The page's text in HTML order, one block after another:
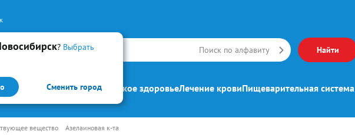
? Выбрать
Сменить город
Искать Поиск по алфавиту Найти
Простуда и гриппЖенское здоровьеЛечение кровиПищеварительная система
вещество Азелаиновая к-та